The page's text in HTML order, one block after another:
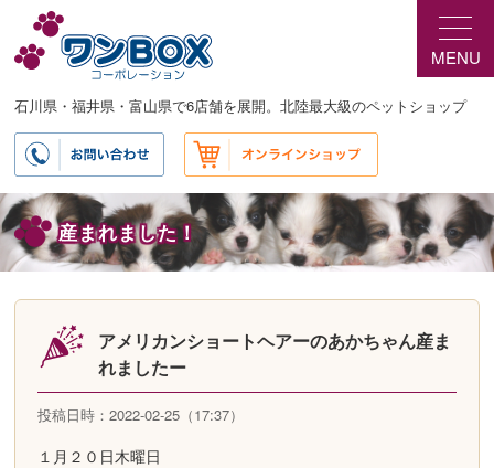
ン
ン
ツ
へ
移
動
MENU
石川県・福井県・富山県で6店舗を展開。北陸最大級のペットショップ
産まれました！
アメリカンショートヘアーのあかちゃん産ま
れましたー
投稿日時：2022-02-25（17:37）
１月２０日木曜日